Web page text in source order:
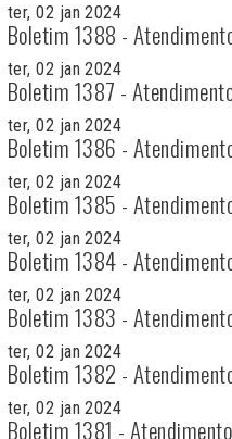
ter, 02 jan 2024
Boletim 1388 -
ter, 02 jan 2024
Boletim 1387 -
ter, 02 jan 2024
Boletim 1386 -
ter, 02 jan 2024
Boletim 1385 -
ter, 02 jan 2024
Boletim 1384 -
ter, 02 jan 2024
Boletim 1383 -
ter, 02 jan 2024
Boletim 1382 -
ter, 02 jan 2024
Boletim 1381 -